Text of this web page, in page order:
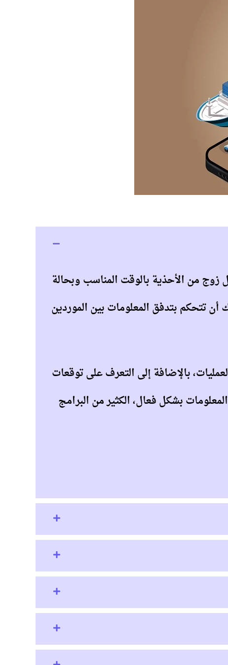
زوج من الأحذية بالوقت المناسب وبحالة
تتحكم بتدفق المعلومات بين الموردين
بالإضافة إلى التعرف على توقعات
بشكل فعال، الكثير من البرامج